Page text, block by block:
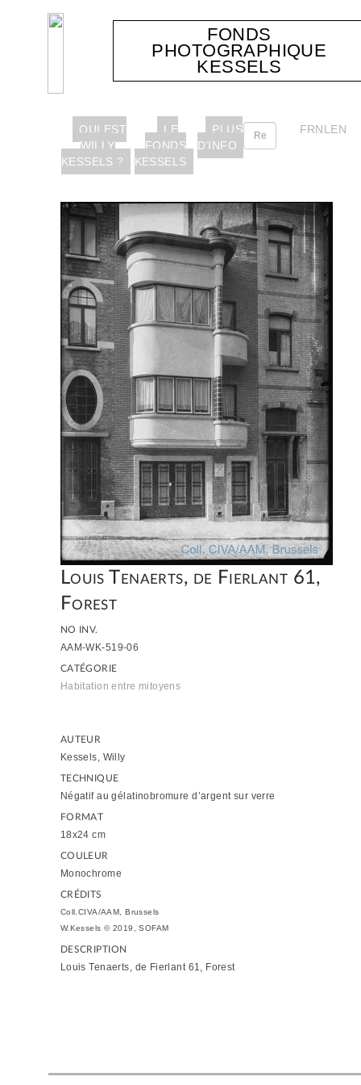
FONDS
PHOTOGRAPHIQUE
KESSELS
FRNL EN
QUI EST
WILLY
KESSELS ?
LE
FONDS
KESSELS
PLUS
D’INFO
Louis Tenaerts, de Fierlant 61,
Forest
NO INV.
AAM-WK-519-06
CATÉGORIE
Habitation entre mitoyens
AUTEUR
Kessels, Willy
TECHNIQUE
Négatif au gélatinobromure d’argent sur verre
FORMAT
18x24 cm
COULEUR
Monochrome
CRÉDITS
Coll.CIVA/AAM, Brussels
W.Kessels © 2019, SOFAM
DESCRIPTION
Louis Tenaerts, de Fierlant 61, Forest